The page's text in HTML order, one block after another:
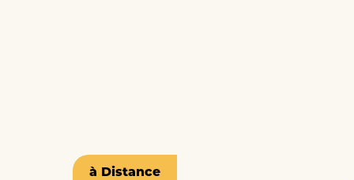
à Distance